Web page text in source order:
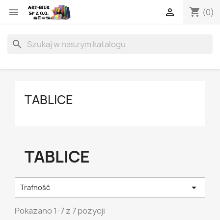
 shopping_cart (0)

search
TABLICE
TABLICE
Trafność 
Pokazano 1-7 z 7 pozycji